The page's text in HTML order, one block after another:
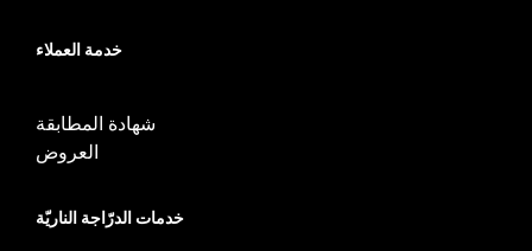
خدمة العملاء
شهادة المطابقة
العروض
خدمات الدرّاجة الناريّة